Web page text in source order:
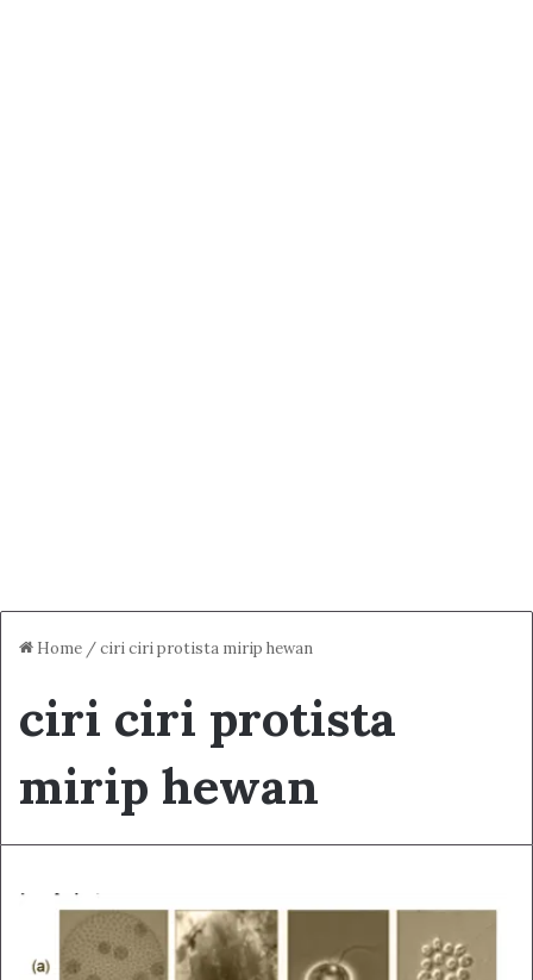
Home /ciri ciri protista mirip hewan
ciri ciri protista
mirip hewan